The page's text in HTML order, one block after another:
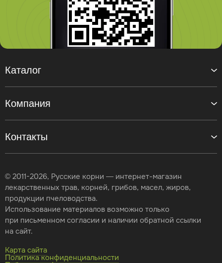
Контакты
Каталог
Компания
© 2011-2026, Русские корни — интернет-магазин
лекарственных трав, корней, грибов, масел, жиров,
продукции пчеловодства.
Использование материалов возможно только
при письменном согласии и наличии обратной ссылки
на сайт.
Карта сайта
Политика конфиденциальности